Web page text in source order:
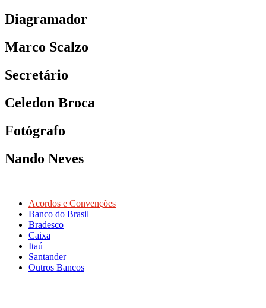
Diagramador
Marco Scalzo
Secretário
Celedon Broca
Fotógrafo
Nando Neves
Acordos e Convenções
Banco do Brasil
Bradesco
Caixa
Itaú
Santander
Outros Bancos